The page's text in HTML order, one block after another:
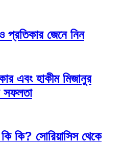
প্রতিকার জেনে নিন
এবং হাকীম মিজানুর
সফলতা
কি? সোরিয়াসিস থেকে